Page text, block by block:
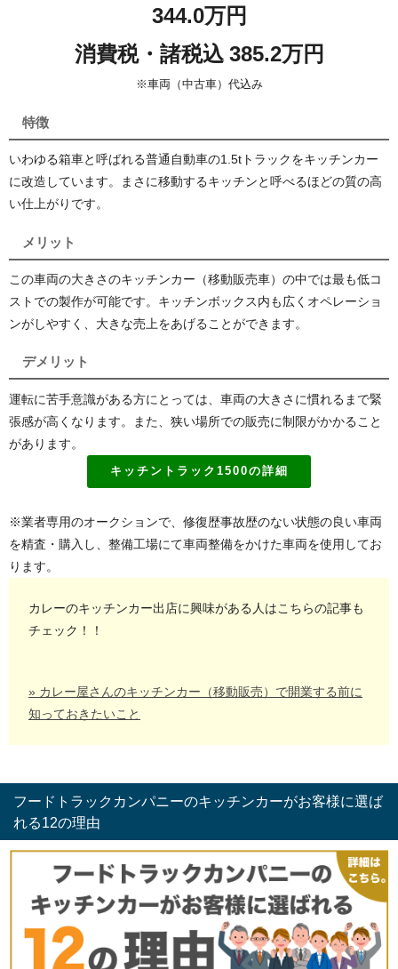
344.0万円
消費税・諸税込 385.2万円
※車両（中古車）代込み
特徴
いわゆる箱車と呼ばれる普通自動車の1.5tトラックをキッチンカー
に改造しています。まさに移動するキッチンと呼べるほどの質の高
い仕上がりです。
メリット
この車両の大きさのキッチンカー（移動販売車）の中では最も低コ
ストでの製作が可能です。キッチンボックス内も広くオペレーショ
ンがしやすく、大きな売上をあげることができます。
デメリット
運転に苦手意識がある方にとっては、車両の大きさに慣れるまで緊
張感が高くなります。また、狭い場所での販売に制限がかかること
があります。
キッチントラック1500の詳細
※業者専用のオークションで、修復歴事故歴のない状態の良い車両
を精査・購入し、整備工場にて車両整備をかけた車両を使用してお
ります。
カレーのキッチンカー出店に興味がある人はこちらの記事も
チェック！！
» カレー屋さんのキッチンカー（移動販売）で開業する前に
知っておきたいこと
フードトラックカンパニーのキッチンカーがお客様に選ば
れる12の理由